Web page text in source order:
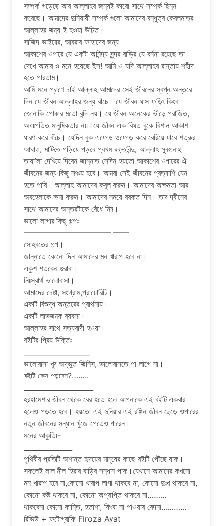
সম্পর্ক গড়েছে আর আল্লাহর জন্যই কারো সাথে সম্পর্ক ছিন্ন
করেছে। আমাদের দুনিয়ায়ী সম্পর্ক গুলো আমাদের বন্ধুত্ব কেবলমাত্র
আল্লাহর জন্য ই হওয়া উচিত।
সাজিদ ভাইয়ের, আবরার ফাহাদের জন্য
আকাশের ওপারে যে একটা অনিন্দ্য সুন্দর বাড়ির যে বর্ননা রয়েছে তা
দেখে আমার ও মনে হয়েছে ইস! আমি ও যদি আল্লাহর রাস্তায় শহীদ
হতে পারতাম।
আমি মনে প্রাণে চাই আল্লাহ আমাদের সেই জীবনের স্বপ্ন অন্তরে
দিন যে জীবন আল্লাহর জন্য বাঁচে। যে জীবন ঘাস ফড়িং কিংবা
জোনাকি পোকার মতো বন্দি নয়। যে জীবন অনেকের ভীড়ে পরাজিত,
অধঃপতিত মানুষিকতার নয়।যে জীবন এক বিঘত বুকে বিশাল আকাশ
ধারণ করে বাঁচে। যেদিন বুক এফোড় ওফোড় করে বেরিয়ে যাবে শত্রুর
আঘাত, মাটিতে গড়িয়ে পড়বে প্রথম রক্তবিন্দু, আল্লাহ সুবহানাহু
তায়া’লা দেখিয়ে দিবেন জান্নাত সেদিন হয়তো আকাশের ওপারের ঐ
জীবনের জন্য কিছু সঞ্চয় হবে। আমরা সেই জীবনের প্রত্যাশি যেন
হতে পারি। আল্লাহ আমাদের কবুল করুন। আমাদের অক্ষমতা আর
অবহেলাকে ক্ষমা করুন। আমাদের সময়ে বরকত দিন। তার দ্বীনের
সাথে আমাদের অন্তরটাকে বেঁধে নিন।
ভালো লাগার কিছু গল্পঃ
——————————— ——
সোহবতের গল্প।
জান্নাতে কোনো দিন আমাদের মন খারাপ হবে না।
একুশ শতকের গুরাবা।
নিঃস্বার্থ ভালোবাসা।
আমাদের চেষ্টা, সংগ্রাম,প্রায়োরিটি।
একটি বিশুদ্ধ অন্তরের প্রার্থনায়।
একটি লাভজনক ব্যবসা।
আল্লাহর সাথে সত্যবাদী হওয়া।
বইটির প্রিয় উক্তিঃ
ভালোবাসা খুব অদ্ভুত জিনিস, ভালোবাসতে পা লাগে না।
বইটি কেন পড়বেন?……..
হরহামেশার জীবন থেকে বের হতে হলে আপনাকে এই বইটি একবার
হলেও পড়তে হবে। হয়তো এই দুনিয়ার এই রঙিন জীবন ছেড়ে ওপারের
নতুন জীবনের সন্ধান খুঁজে পেতেও পারেন।
মনের আকুতিঃ-
পৃথিবীর প্রতিটি অশান্ত হৃদয়ের মানুষের কাছে বইটি পৌঁছে যাক।
সকলেই লাল নীল হিরার বাড়ির সন্ধান পাক।যেখানে আমাদের কখনো
মন খারাপ হবে না,কোনো খারাপ লাগা থাকবে না, কোনো দুঃখ থাকবে না,
কোনো কষ্ট থাকবে না, কোনো অপ্রাপ্তি থাকবে না………
থাকবেনা কোনো কান্তি, হতাশা, কিংবা না পাওয়ার বেদনা…………
রিভিউ + ফটোগ্রাফি Firoza Ayat